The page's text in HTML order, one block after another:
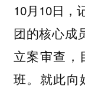
10月10日，
团的核心成
立案审查，
班。就此向